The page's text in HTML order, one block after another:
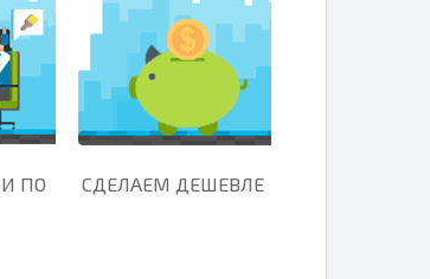
ПО
СДЕЛАЕМ ДЕШЕВЛЕ